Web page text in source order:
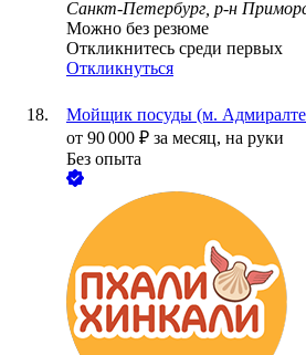
Санкт-Петербург, р-н
Можно без резюме
Откликнитесь среди первых
Откликнуться
Мойщик посуды (м.
от 90 000 ₽ за месяц, на руки
Без опыта